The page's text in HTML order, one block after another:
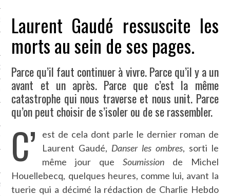
EN VOD
Laurent Gaudé ressuscite les
morts au sein de ses pages.
Parce qu’il faut continuer à vivre. Parce qu’il y a un
avant et un après. Parce que c’est la même
catastrophe qui nous traverse et nous unit. Parce
qu’on peut choisir de s’isoler ou de se rassembler.
C’
est de cela dont parle le dernier roman de
Laurent Gaudé, Danser les ombres, sorti le
même jour que Soumission de Michel
Houellebecq, quelques heures, comme lui, avant la
tuerie qui a décimé la rédaction de Charlie Hebdo